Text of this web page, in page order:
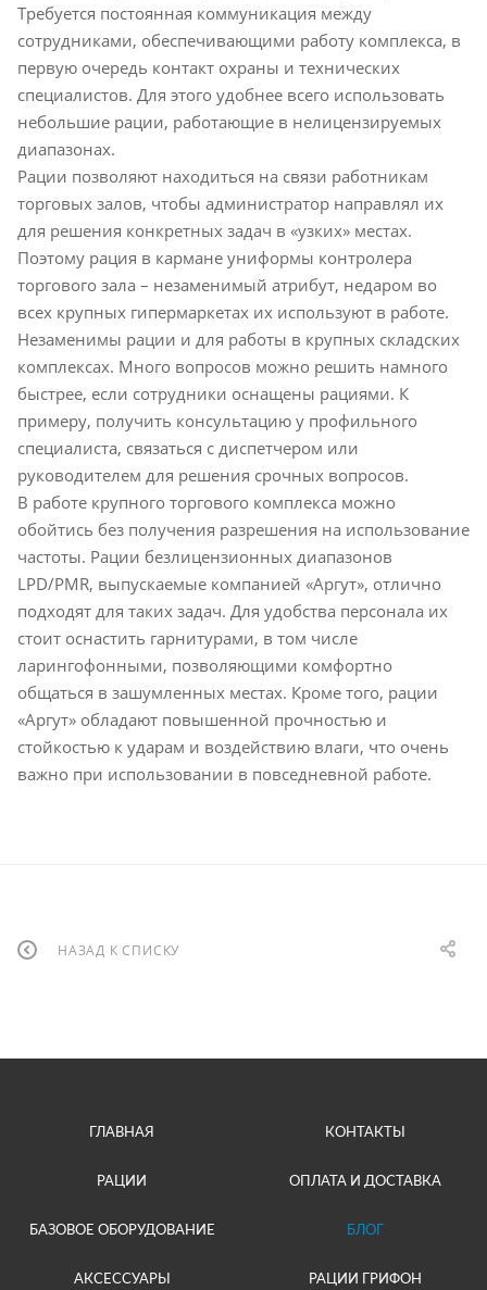
Требуется постоянная коммуникация между
сотрудниками, обеспечивающими работу комплекса, в
первую очередь контакт охраны и технических
специалистов. Для этого удобнее всего использовать
небольшие рации, работающие в нелицензируемых
диапазонах.
Рации позволяют находиться на связи работникам
торговых залов, чтобы администратор направлял их
для решения конкретных задач в «узких» местах.
Поэтому рация в кармане униформы контролера
торгового зала – незаменимый атрибут, недаром во
всех крупных гипермаркетах их используют в работе.
Незаменимы рации и для работы в крупных складских
комплексах. Много вопросов можно решить намного
быстрее, если сотрудники оснащены рациями. К
примеру, получить консультацию у профильного
специалиста, связаться с диспетчером или
руководителем для решения срочных вопросов.
В работе крупного торгового комплекса можно
обойтись без получения разрешения на использование
частоты. Рации безлицензионных диапазонов
LPD/PMR, выпускаемые компанией «Аргут», отлично
подходят для таких задач. Для удобства персонала их
стоит оснастить гарнитурами, в том числе
ларингофонными, позволяющими комфортно
общаться в зашумленных местах. Кроме того, рации
«Аргут» обладают повышенной прочностью и
стойкостью к ударам и воздействию влаги, что очень
важно при использовании в повседневной работе.
НАЗАД К СПИСКУ
ГЛАВНАЯ
РАЦИИ
БАЗОВОЕ ОБОРУДОВАНИЕ
АКСЕССУАРЫ
КОНТАКТЫ
ОПЛАТА И ДОСТАВКА
БЛОГ
РАЦИИ ГРИФОН